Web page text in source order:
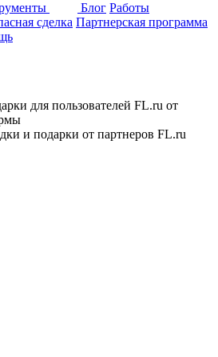
Блог Работы
сделка Партнерская программа
для пользователей FL.ru от
и подарки от партнеров FL.ru